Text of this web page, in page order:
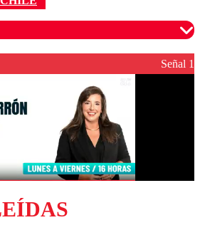
moderados para garantizar un
diálogo respetuoso.
Señal 1